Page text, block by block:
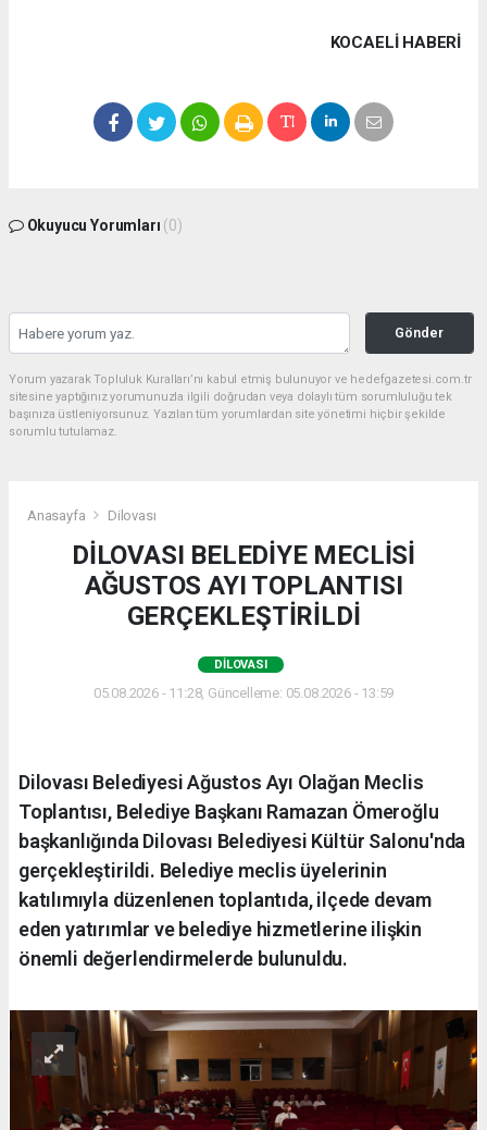
KOCAELI HABERİ
Okuyucu Yorumları (0)
Gönder
Yorum yazarak Topluluk Kuralları’nı kabul etmiş bulunuyor ve hedefgazetesi.com.tr
sitesine yaptığınız yorumunuzla ilgili doğrudan veya dolaylı tüm sorumluluğu tek
başınıza üstleniyorsunuz. Yazılan tüm yorumlardan site yönetimi hiçbir şekilde
sorumlu tutulamaz.
Anasayfa Dilovası
DİLOVASI BELEDİYE MECLİSİ
AĞUSTOS AYI TOPLANTISI
GERÇEKLEŞTİRİLDİ
DILOVASI
05.08.2026 - 11:28, Güncelleme: 05.08.2026 - 13:59
Dilovası Belediyesi Ağustos Ayı Olağan Meclis
Toplantısı, Belediye Başkanı Ramazan Ömeroğlu
başkanlığında Dilovası Belediyesi Kültür Salonu'nda
gerçekleştirildi. Belediye meclis üyelerinin
katılımıyla düzenlenen toplantıda, ilçede devam
eden yatırımlar ve belediye hizmetlerine ilişkin
önemli değerlendirmelerde bulunuldu.